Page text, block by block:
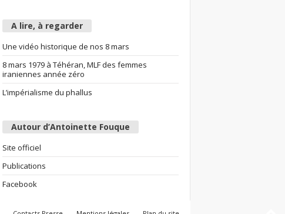
A lire, à regarder
Une vidéo historique de nos 8 mars
8 mars 1979 à Téhéran, MLF des femmes
iraniennes année zéro
L’impérialisme du phallus
Autour d’Antoinette Fouque
Site officiel
Publications
Facebook